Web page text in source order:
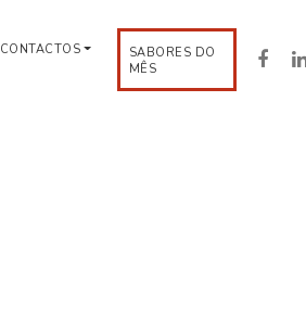
CONTACTOS
SABORES DO
MÊS